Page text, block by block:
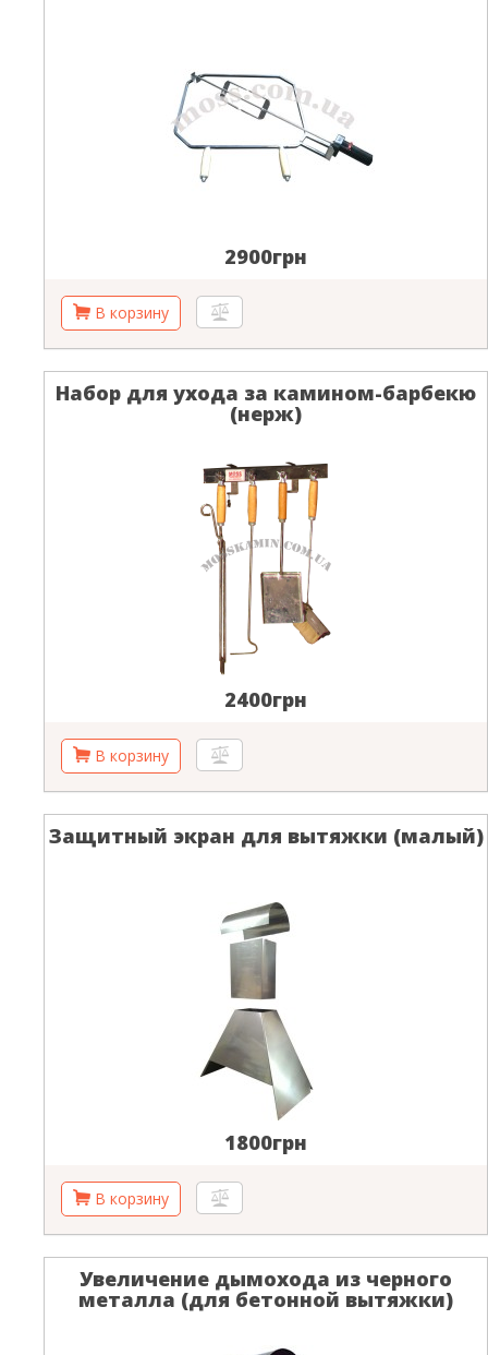
2900грн
Набор для ухода за камином-барбекю
(нерж)
2400грн
Защитный экран для вытяжки (малый)
1800грн
Увеличение дымохода из черного
металла (для бетонной вытяжки)